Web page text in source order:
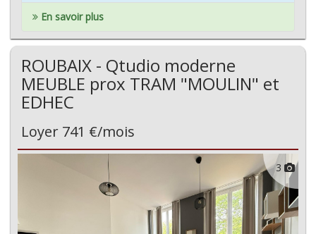
En savoir plus
ROUBAIX - Qtudio moderne
MEUBLE prox TRAM "MOULIN" et
EDHEC
Loyer 741 €/mois
3